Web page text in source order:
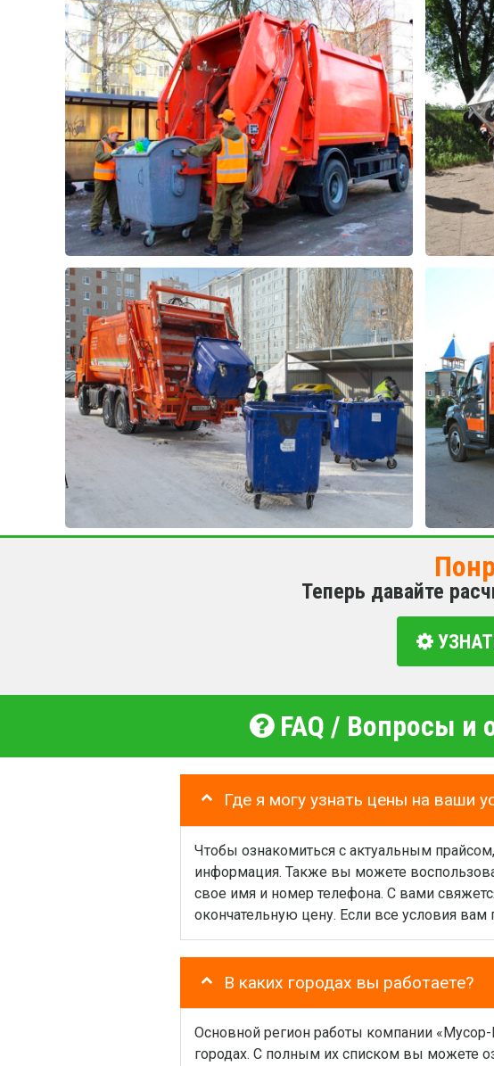
Теперь давайте
FAQ / Вопросы и
Где я могу узнать цены на ваши
Чтобы ознакомиться с актуальным
информация. Также вы можете
свое имя и номер телефона. С вами
окончательную цену. Если все условия
В каких городах вы работаете?
Основной регион работы компании
городах. С полным их списком вы можете